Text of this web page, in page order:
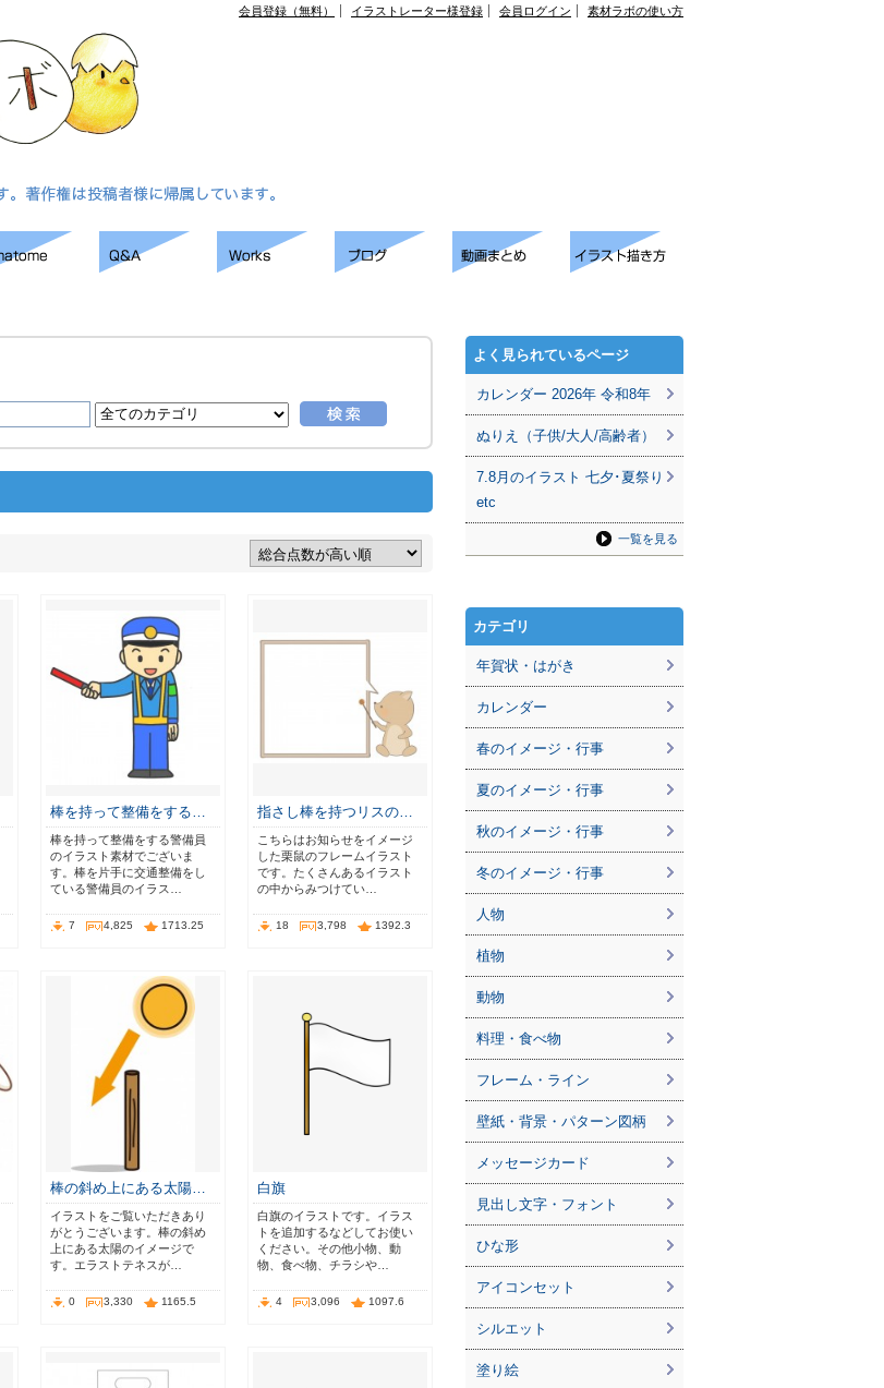
会員登録（無料） イラストレーター様登録 会員ログイン 素材ラボの使い方
棒を持って整備をする…
棒を持って整備をする警備員
のイラスト素材でございま
す。棒を片手に交通整備をし
ている警備員のイラス…
7 4,825 1713.25
指さし棒を持つリスの…
こちらはお知らせをイメージ
した栗鼠のフレームイラスト
です。たくさんあるイラスト
の中からみつけてい…
18 3,798 1392.3
棒の斜め上にある太陽…
イラストをご覧いただきあり
がとうございます。棒の斜め
上にある太陽のイメージで
す。エラストテネスが…
0 3,330 1165.5
白旗
白旗のイラストです。イラス
トを追加するなどしてお使い
ください。その他小物、動
物、食べ物、チラシや…
4 3,096 1097.6
よく見られているページ
カレンダー 2026年 令和8年
ぬりえ（子供/大人/高齢者）
7.8月のイラスト 七夕･夏祭り
etc
一覧を見る
カテゴリ
年賀状・はがき
カレンダー
春のイメージ・行事
夏のイメージ・行事
秋のイメージ・行事
冬のイメージ・行事
人物
植物
動物
料理・食べ物
フレーム・ライン
壁紙・背景・パターン図柄
メッセージカード
見出し文字・フォント
ひな形
アイコンセット
シルエット
塗り絵